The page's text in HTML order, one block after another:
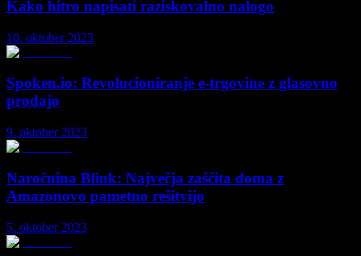
Kako hitro napisati raziskovalno nalogo
10. oktober 2023
Spoken.io: Revolucioniranje e-trgovine z glasovno
prodajo
9. oktober 2023
Naročnina Blink: Največja zaščita doma z
Amazonovo pametno rešitvijo
5. oktober 2023